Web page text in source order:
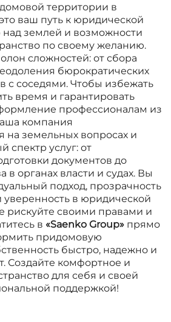
территории в
ваш путь к юридической
землей и возможности
по своему желанию.
сложностей: от сбора
бюрократических
с соседями. Чтобы избежать
время и гарантировать
профессионалам из
компания
на земельных вопросах и
спектр услуг: от
документов до
в органах власти и судах. Вы
подход, прозрачность
уверенность в юридической
рискуйте своими правами и
в «Saenko Group» прямо
придомовую
быстро, надежно и
Создайте комфортное и
для себя и своей
поддержкой!